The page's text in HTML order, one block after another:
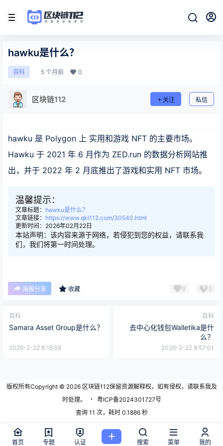
hawku是什么？
百科 5 个月前 0
区块链112 关注 私信
hawku 是 Polygon 上 实用和游戏 NFT 的主要市场。
Hawku 于 2021 年 6 月作为 ZED.run 的数据分析网站推
出，并于 2022 年 2 月底推出了游戏和实用 NFT 市场。
温馨提示：
文章标题： hawku是什么？
文章链接： https://www.qkl112.com/30540.html
更新时间：2026年02月22日
本站声明：该内容来源于网络，若侵犯到您的权益，请联系我
们，我们将第一时间处理。
海报分享 收藏 0 0
百科
Samara Asset Group是什么？
2026-2-22 8:16:58
百科
去中心化钱包Walletika是什
么？
2026-2-22 8:57:01
版权所有Copyright © 2026区块链112保留资源解释权，如有侵权，请联系我及
时处理。
・ 粤ICP备2024301727号
查询 11 次，耗时 0.1886 秒
首页 专题 认证 搜索 菜单 我的